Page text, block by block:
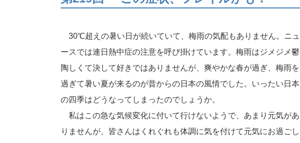
30℃超えの暑い日が続いていて、梅雨の気配もありません。ニュ
ースでは連日熱中症の注意を呼び掛けています。梅雨はジメジメ鬱
陶しくて決して好きではありませんが、爽やかな春が過ぎ、梅雨を
過ぎて暑い夏が来るのが昔からの日本の風情でした。いったい日本
の四季はどうなってしまったのでしょうか。
私はこの急な気候変化に付いて行けないようで、あまり元気があ
りませんが、皆さんはくれぐれも体調に気を付けて元気にお過ごし